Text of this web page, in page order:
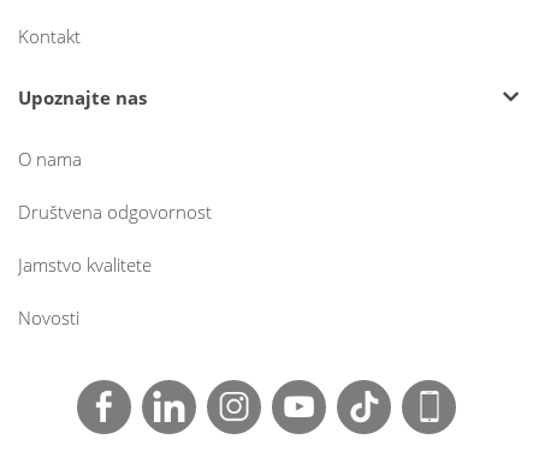
Kontakt
Upoznajte nas
O nama
Društvena odgovornost
Jamstvo kvalitete
Novosti